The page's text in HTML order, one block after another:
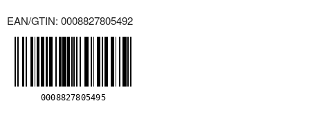
EAN/GTIN: 0008827805492